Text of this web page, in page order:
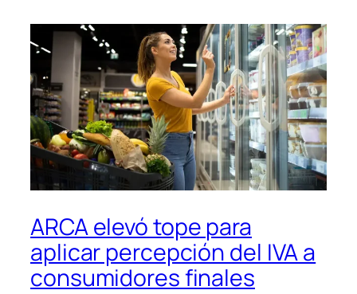
ARCA elevó tope para
aplicar percepción del IVA a
consumidores finales